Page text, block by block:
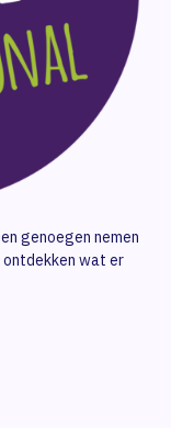
genoegen nemen
wat er